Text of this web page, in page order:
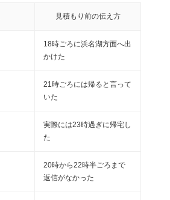
見積もり前の伝え方
18時ごろに浜名湖方面へ出
かけた
21時ごろには帰ると言って
いた
実際には23時過ぎに帰宅し
た
20時から22時半ごろまで
返信がなかった